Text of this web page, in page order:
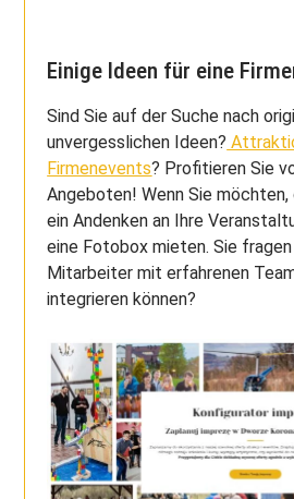
Einige Ideen für eine
Sind Sie auf der Suche nach
unvergesslichen Ideen?
Firmenevents? Profitieren Sie
Angeboten! Wenn Sie
ein Andenken an Ihre
eine Fotobox mieten. Sie
Mitarbeiter mit erfahrenen
integrieren können?